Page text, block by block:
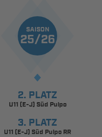
SAISON
25/26
2. PLATZ
U11 (E-J) Süd Pulpo
3. PLATZ
U11 (E-J) Süd Pulpo RR